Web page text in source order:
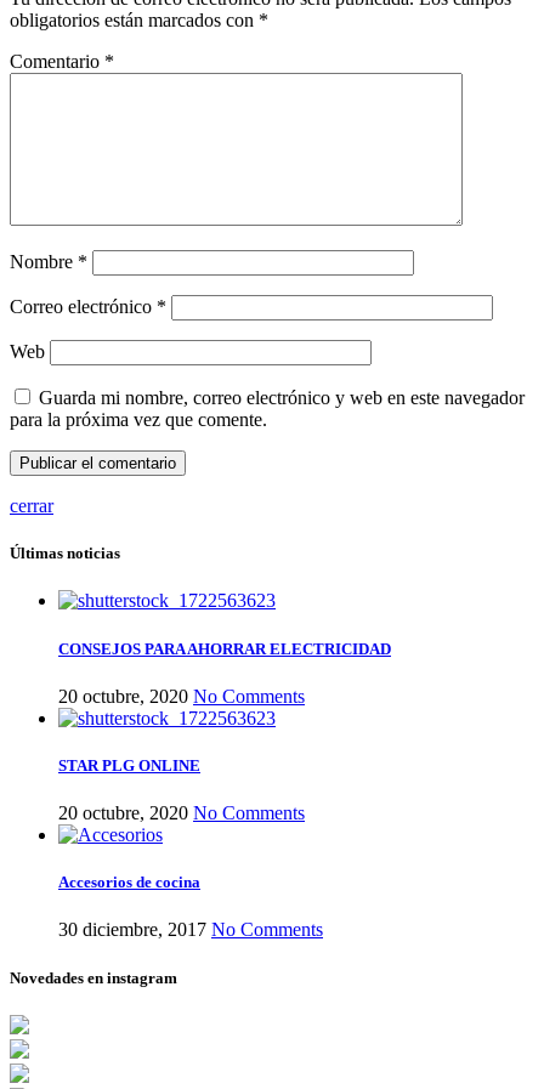
obligatorios están marcados con *
Comentario *
Nombre *
Correo electrónico *
Web
Guarda mi nombre, correo electrónico y web en este navegador
para la próxima vez que comente.
cerrar
Últimas noticias
CONSEJOS PARA AHORRAR ELECTRICIDAD
20 octubre, 2020 No Comments
STAR PLG ONLINE
20 octubre, 2020 No Comments
Accesorios de cocina
30 diciembre, 2017 No Comments
Novedades en instagram